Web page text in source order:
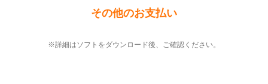
その他のお支払い
※詳細はソフトをダウンロード後、ご確認ください。